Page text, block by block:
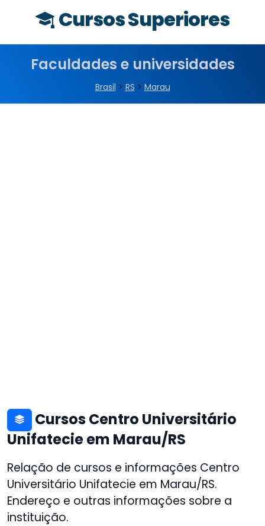
Cursos Superiores
Faculdades e universidades
Brasil > RS > Marau
Cursos Centro Universitário
Unifatecie em Marau/RS
Relação de cursos e informações Centro
Universitário Unifatecie em Marau/RS.
Endereço e outras informações sobre a
instituição.